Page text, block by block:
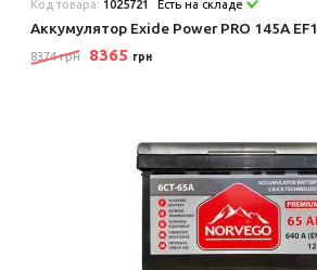
Код товара: 1025721 Есть на складе
Аккумулятор Exide Power PRO 145A
8374 грн 8365 грн